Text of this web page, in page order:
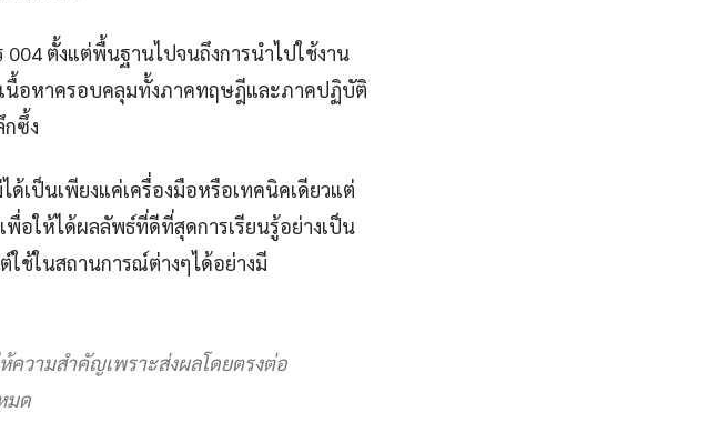
ตั้งแต่พื้นฐานไปจนถึงการนำไปใช้งาน
นื้อหาครอบคลุมทั้งภาคทฤษฎีและภาคปฏิบัติ
กซึ้ง
ด้เป็นเพียงแค่เครื่องมือหรือเทคนิคเดียวแต่
อให้ได้ผลลัพธ์ที่ดีที่สุดการเรียนรู้อย่างเป็น
ใช้ในสถานการณ์ต่างๆได้อย่างมี
วามสำคัญเพราะส่งผลโดยตรงต่อ
มด